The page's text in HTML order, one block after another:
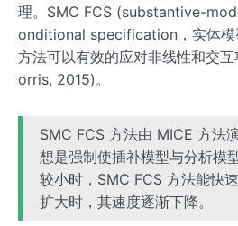
理。SMC FCS (substantive-
onditional specification，实体模
方法可以有效的应对非线性和交
orris, 2015)。
SMC FCS 方法由 MICE 方法
想是强制使插补模型与分析模
较小时，SMC FCS 方法能快
扩大时，其速度逐渐下降。